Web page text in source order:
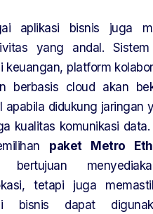
aplikasi bisnis juga
yang andal. Sistem
keuangan, platform
berbasis cloud akan
apabila didukung jaringan
kualitas komunikasi
paket Metro
bertujuan
tetapi juga
bisnis dapat